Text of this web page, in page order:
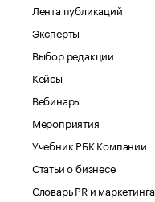
Лента публикаций
Эксперты
Выбор редакции
Кейсы
Вебинары
Мероприятия
Учебник РБК Компании
Статьи о бизнесе
Словарь PR и маркетинга